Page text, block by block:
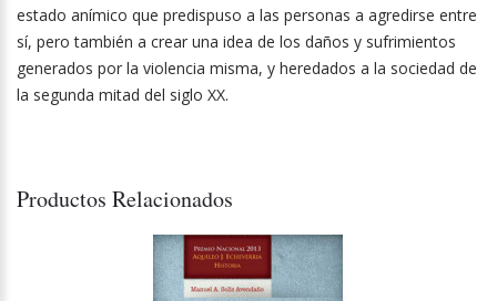
estado anímico que predispuso a las personas a agredirse entre
sí, pero también a crear una idea de los daños y sufrimientos
generados por la violencia misma, y heredados a la sociedad de
la segunda mitad del siglo XX.
Productos Relacionados